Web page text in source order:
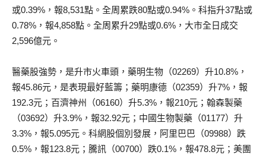
或0.39%，報8,531點。全周累跌80點或0.94%。科指升37點或
0.78%，報4,858點。全周累升29點或0.6%，大市全日成交
2,596億元。
醫藥股強勢，是升市火車頭，藥明生物（02269）升10.8%，
報45.86元，是表現最好藍籌；藥明康德（02359）升7%，報
192.3元；百濟神州（06160）升5.3%，報210元；翰森製藥
（03692）升3.9%，報32.92元；中國生物製藥（01177）升
3.3%，報5.095元。科網股個別發展，阿里巴巴（09988）跌
0.5%，報123.8元；騰訊（00700）跌0.1%，報478.8元；美團